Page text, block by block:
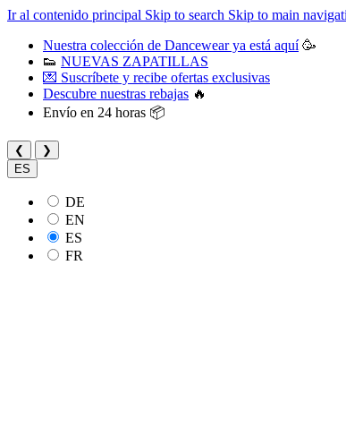
Ir al contenido principal Skip to search Skip to main
Nuestra colección de Dancewear ya está aquí🥳
👟 NUEVAS ZAPATILLAS
💌 Suscríbete y recibe ofertas exclusivas
Descubre nuestras rebajas 🔥
Envío en 24 horas 📦
❮
❯
ES
DE
EN
ES
FR